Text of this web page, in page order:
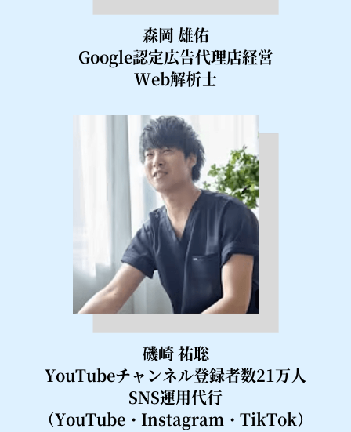
森岡 雄佑
Google認定広告代理店経営
Web解析士
磯崎 祐聡
YouTubeチャンネル登録者数21万人
SNS運用代行
（YouTube・Instagram・TikTok）